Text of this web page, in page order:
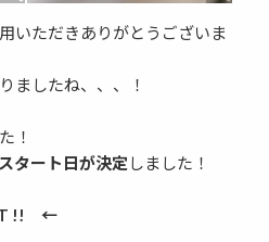
いただきありがとうございま
ましたね、、、！
！
タート日が決定 しました！
!! ←